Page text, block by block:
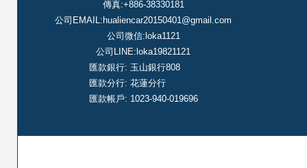
傳真:+886-38330181
公司EMAIL:hualiencar20150401@gmail.com
公司微信:loka1121
公司LINE:loka19821121
匯款銀行: 玉山銀行808
匯款分行: 花蓮分行
匯款帳戶: 1023-940-019696